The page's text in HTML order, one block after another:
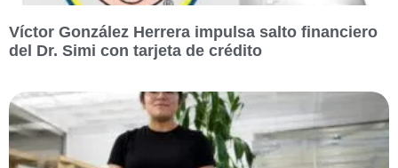
Víctor González Herrera impulsa salto financiero
del Dr. Simi con tarjeta de crédito